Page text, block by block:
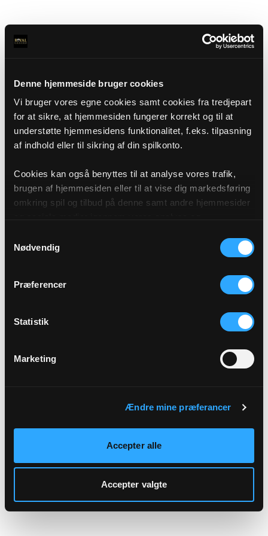
Denne hjemmeside bruger cookies
Vi bruger vores egne cookies samt cookies fra tredjepart
for at sikre, at hjemmesiden fungerer korrekt og til at
understøtte hjemmesidens funktionalitet, f.eks. tilpasning
af indhold eller til sikring af din spilkonto.
Cookies kan også benyttes til at analyse vores trafik,
brugen af hjemmesiden eller til at vise dig markedsføring
omkring spil og tilbud på denne samt andre hjemmesider
af cookies under "Detaljer" eller ved at klikke videre til
vores Cookiepolitik, som du finder i bunden af vores
Nødvendig
Præferencer
Statistik
Marketing
Ændre mine præferancer
Accepter alle
Accepter valgte